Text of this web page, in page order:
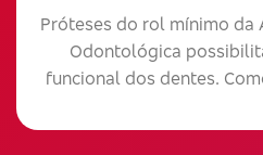
Próteses do rol mínimo da
Odontológica
funcional dos dentes.